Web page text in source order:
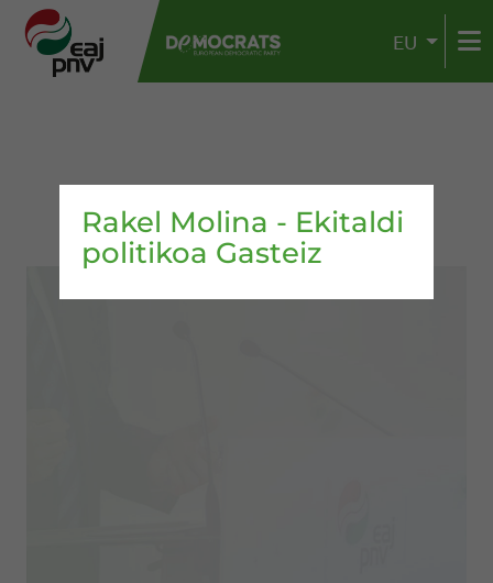
EU
Rakel Molina - Ekitaldi
politikoa Gasteiz